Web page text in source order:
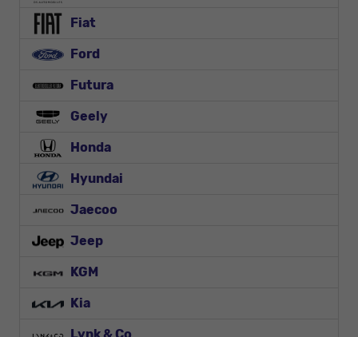
Fiat
Ford
Futura
Geely
Honda
Hyundai
Jaecoo
Jeep
KGM
Kia